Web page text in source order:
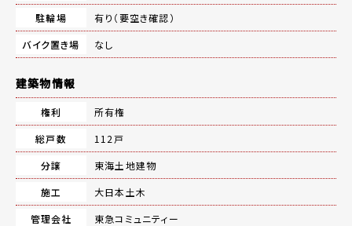
駐輪場
有り（要空き確認）
バイク置き場
なし
建築物情報
権利
所有権
総戸数
112戸
分譲
東海土地建物
施工
大日本土木
管理会社
東急コミュニティー